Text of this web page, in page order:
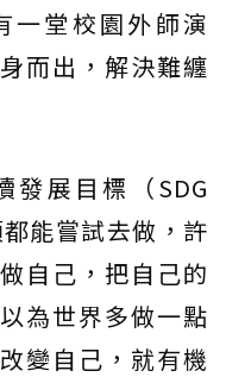
一堂校園外師演
而出，解決難纏
發展目標（SDG
能嘗試去做，許
自己，把自己的
為世界多做一點
變自己，就有機